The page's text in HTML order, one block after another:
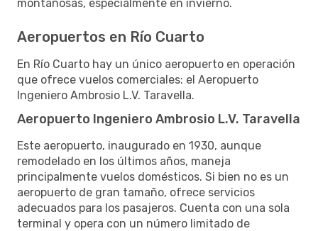
montañosas, especialmente en invierno.
Aeropuertos en Río Cuarto
En Río Cuarto hay un único aeropuerto en operación
que ofrece vuelos comerciales: el Aeropuerto
Ingeniero Ambrosio L.V. Taravella.
Aeropuerto Ingeniero Ambrosio L.V. Taravella
Este aeropuerto, inaugurado en 1930, aunque
remodelado en los últimos años, maneja
principalmente vuelos domésticos. Si bien no es un
aeropuerto de gran tamaño, ofrece servicios
adecuados para los pasajeros. Cuenta con una sola
terminal y opera con un número limitado de